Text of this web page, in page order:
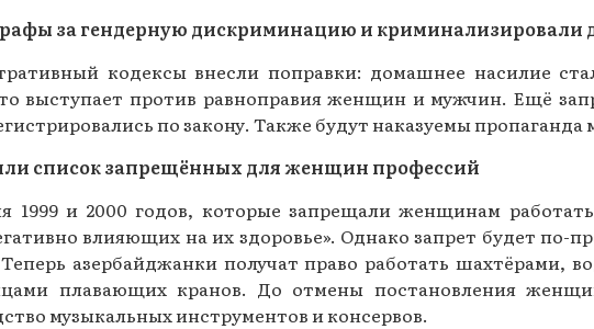
за гендерную дискриминацию и криминализировали
кодексы внесли поправки: домашнее насилие
выступает против равноправия женщин и мужчин. Ещё
по закону. Также будут наказуемы
список запрещённых для женщин профессий
1999 и 2000 годов, которые запрещали женщинам
влияющих на их здоровье». Однако запрет будет
азербайджанки получат право работать шахтёрами,
плавающих кранов. До отмены постановления
музыкальных инструментов и консервов.